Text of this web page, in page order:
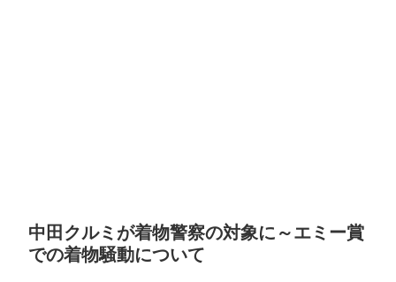
中田クルミが着物警察の対象に～エミー賞
での着物騒動について